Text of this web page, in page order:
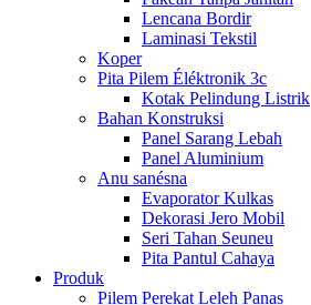
Lencana Bordir
Laminasi Tekstil
Koper
Pita Pilem Éléktronik 3c
Kotak Pelindung Listrik
Bahan Konstruksi
Panel Sarang Lebah
Panel Aluminium
Anu sanésna
Evaporator Kulkas
Dekorasi Jero Mobil
Seri Tahan Seuneu
Pita Pantul Cahaya
Produk
Pilem Perekat Leleh Panas